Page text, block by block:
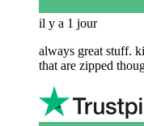
il y a 1 jour
always great stuff.
that are zipped